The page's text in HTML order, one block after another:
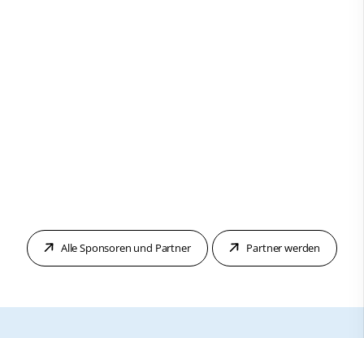
Alle Sponsoren und Partner Partner werden